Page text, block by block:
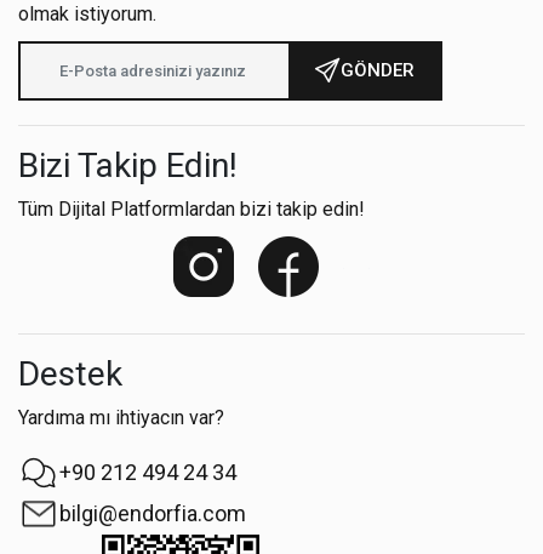
olmak istiyorum.
GÖNDER
Bizi Takip Edin!
Tüm Dijital Platformlardan bizi takip edin!
Destek
Yardıma mı ihtiyacın var?
+90 212 494 24 34
bilgi@endorfia.com